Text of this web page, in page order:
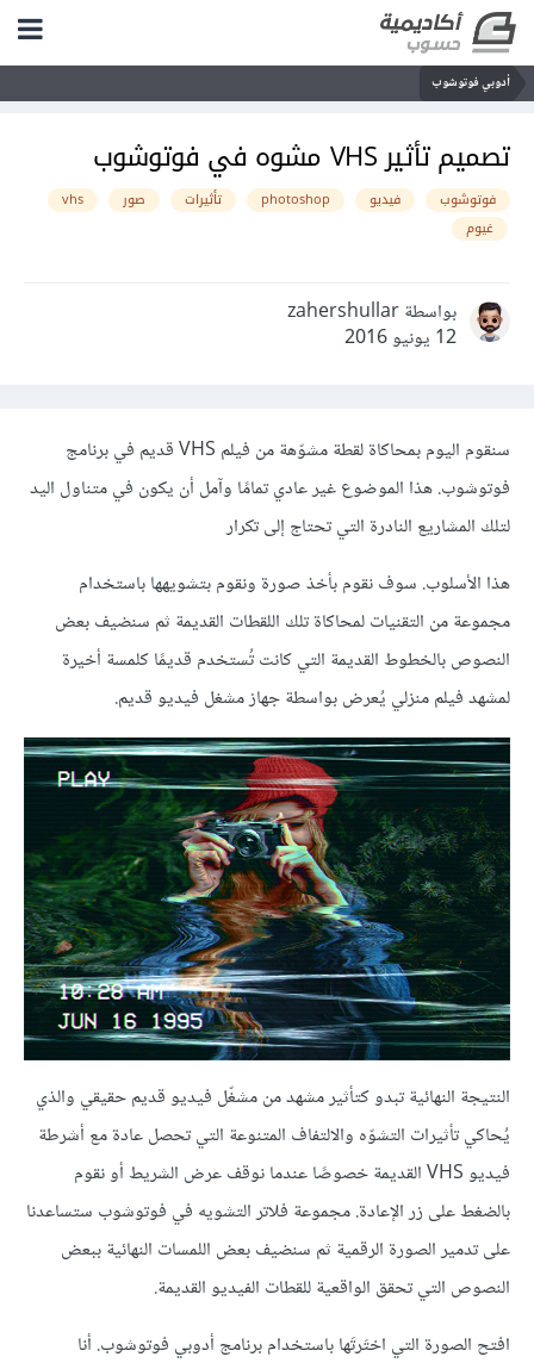
أدوبي فوتوشوب
تصميم تأثير VHS مشوه في فوتوشوب
فوتوشوب فيديو photoshop تأثيرات صور
vhs
غيوم
بواسطة zahershullar
12 يونيو 2016
سنقوم اليوم بمحاكاة لقطة مشوّهة من فيلم VHS قديم في برنامج
فوتوشوب. هذا الموضوع غير عادي تمامًا وآمل أن يكون في متناول اليد
لتلك المشاريع النادرة التي تحتاج إلى تكرار
هذا الأسلوب. سوف نقوم بأخذ صورة ونقوم بتشويهها باستخدام
مجموعة من التقنيات لمحاكاة تلك اللقطات القديمة ثم سنضيف بعض
النصوص بالخطوط القديمة التي كانت تُستخدم قديمًا كلمسة أخيرة
لمشهد فيلم منزلي يُعرض بواسطة جهاز مشغل فيديو قديم.
النتيجة النهائية تبدو كتأثير مشهد من مشغّل فيديو قديم حقيقي والذي
يُحاكي تأثيرات التشوّه والالتفاف المتنوعة التي تحصل عادة مع أشرطة
فيديو VHS القديمة خصوصًا عندما نوقف عرض الشريط أو نقوم
بالضغط على زر الإعادة. مجموعة فلاتر التشويه في فوتوشوب ستساعدنا
على تدمير الصورة الرقمية ثم سنضيف بعض اللمسات النهائية ببعض
النصوص التي تحقق الواقعية للقطات الفيديو القديمة.
افتح الصورة التي اختَرتَها باستخدام برنامج أدوبي فوتوشوب. أنا